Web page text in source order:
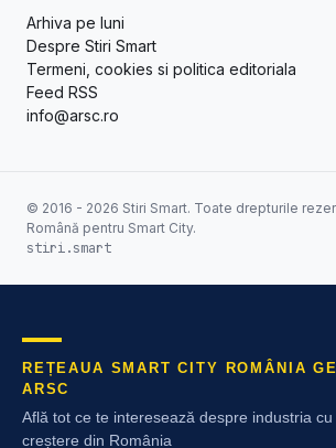
Arhiva pe luni
Despre Stiri Smart
Termeni, cookies si politica editoriala
Feed RSS
info@arsc.ro
© 2016 - 2026 Stiri Smart. Toate drepturile
Română pentru Smart City.
stiri.smart
REȚEAUA SMART CITY ROMÂNIA
ARSC
Află tot ce te interesează despre industria
creștere din România